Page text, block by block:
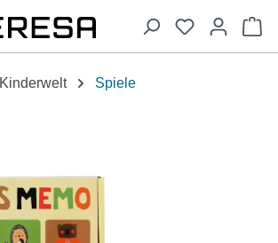
Kinderwelt Spiele